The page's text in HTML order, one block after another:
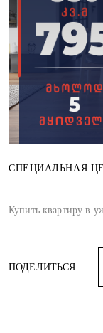
СПЕЦИАЛЬНАЯ
Купить квартиру в
ПОДЕЛИТЬСЯ